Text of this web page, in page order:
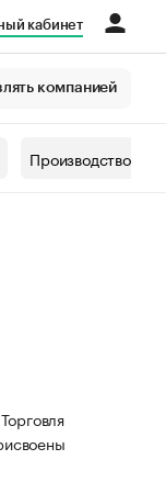
кабинет
компанией
Производство